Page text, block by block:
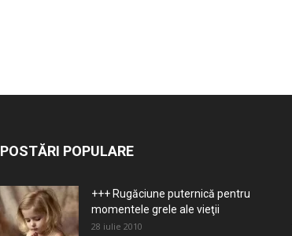
POSTĂRI POPULARE
+++ Rugăciune puternică pentru
momentele grele ale vieţii
28 iulie 2010